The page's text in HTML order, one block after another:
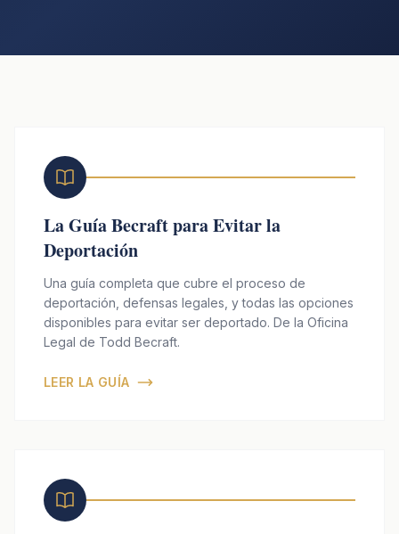
La Guía Becraft para Evitar la
Deportación
Una guía completa que cubre el proceso de
deportación, defensas legales, y todas las opciones
disponibles para evitar ser deportado. De la Oficina
Legal de Todd Becraft.
LEER LA GUÍA